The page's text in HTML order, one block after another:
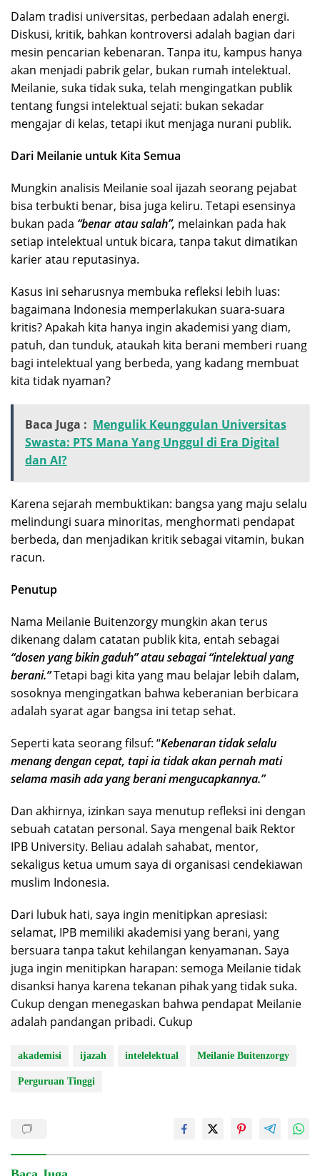
Dalam tradisi universitas, perbedaan adalah energi.
Diskusi, kritik, bahkan kontroversi adalah bagian dari
mesin pencarian kebenaran. Tanpa itu, kampus hanya
akan menjadi pabrik gelar, bukan rumah intelektual.
Meilanie, suka tidak suka, telah mengingatkan publik
tentang fungsi intelektual sejati: bukan sekadar
mengajar di kelas, tetapi ikut menjaga nurani publik.
Dari Meilanie untuk Kita Semua
Mungkin analisis Meilanie soal ijazah seorang pejabat
bisa terbukti benar, bisa juga keliru. Tetapi esensinya
bukan pada “benar atau salah”, melainkan pada hak
setiap intelektual untuk bicara, tanpa takut dimatikan
karier atau reputasinya.
Kasus ini seharusnya membuka refleksi lebih luas:
bagaimana Indonesia memperlakukan suara-suara
kritis? Apakah kita hanya ingin akademisi yang diam,
patuh, dan tunduk, ataukah kita berani memberi ruang
bagi intelektual yang berbeda, yang kadang membuat
kita tidak nyaman?
Baca Juga : Mengulik Keunggulan Universitas
Swasta: PTS Mana Yang Unggul di Era Digital
dan AI?
Karena sejarah membuktikan: bangsa yang maju selalu
melindungi suara minoritas, menghormati pendapat
berbeda, dan menjadikan kritik sebagai vitamin, bukan
racun.
Penutup
Nama Meilanie Buitenzorgy mungkin akan terus
dikenang dalam catatan publik kita, entah sebagai
“dosen yang bikin gaduh” atau sebagai “intelektual yang
berani.”Tetapi bagi kita yang mau belajar lebih dalam,
sosoknya mengingatkan bahwa keberanian berbicara
adalah syarat agar bangsa ini tetap sehat.
Seperti kata seorang filsuf: “Kebenaran tidak selalu
menang dengan cepat, tapi ia tidak akan pernah mati
selama masih ada yang berani mengucapkannya.”
Dan akhirnya, izinkan saya menutup refleksi ini dengan
sebuah catatan personal. Saya mengenal baik Rektor
IPB University. Beliau adalah sahabat, mentor,
sekaligus ketua umum saya di organisasi cendekiawan
muslim Indonesia.
Dari lubuk hati, saya ingin menitipkan apresiasi:
selamat, IPB memiliki akademisi yang berani, yang
bersuara tanpa takut kehilangan kenyamanan. Saya
juga ingin menitipkan harapan: semoga Meilanie tidak
disanksi hanya karena tekanan pihak yang tidak suka.
Cukup dengan menegaskan bahwa pendapat Meilanie
adalah pandangan pribadi. Cukup
akademisi ijazah intelelektual Meilanie Buitenzorgy
Perguruan Tinggi